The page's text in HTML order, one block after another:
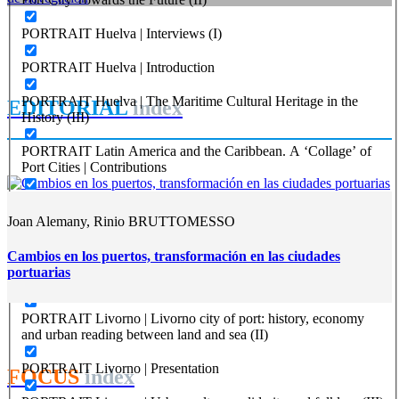
PORTRAIT Huelva | Interviews (I)
PORTRAIT Huelva | Introduction
PORTRAIT Huelva | The Maritime Cultural Heritage in the
History (III)
PORTRAIT Latin America and the Caribbean. A ‘Collage’ of
Port Cities | Contributions
Port Cities | Presentation
PORTRAIT Livorno | Inteviews (I)
PORTRAIT Livorno | Livorno city of port: history, economy
and urban reading between land and sea (II)
PORTRAIT Livorno | Presentation
REPORT | Grandes canales internacionales, puertos y ciudades
portuarias
Imágenes para la historia. La construcción de los grandes
canales de navegación
REPORT | Grandes canales internacionales, puertos y ciudades
portuarias
EDITORIAL index
Joan Alemany, Rinio BRUTTOMESSO
Cambios en los puertos, transformación en las ciudades
portuarias
FOCUS index